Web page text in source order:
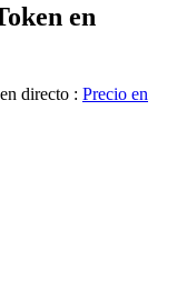
en
directo : Precio en